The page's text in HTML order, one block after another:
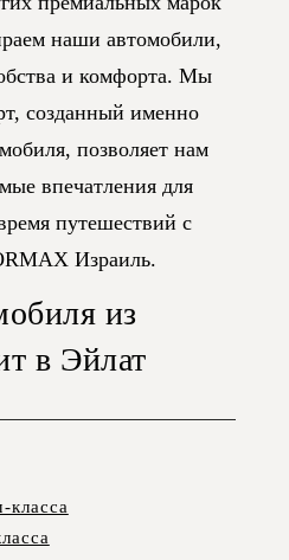
наши автомобили,
и комфорта. Мы
созданный именно
позволяет нам
впечатления для
путешествий с
Израиль.
из
в Эйлат